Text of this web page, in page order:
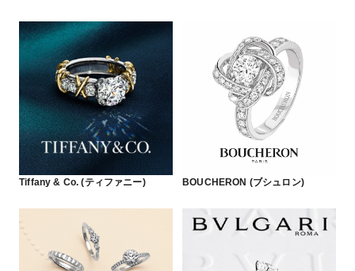
Tiffany & Co. (ティファニー) BOUCHERON (ブシュロン)